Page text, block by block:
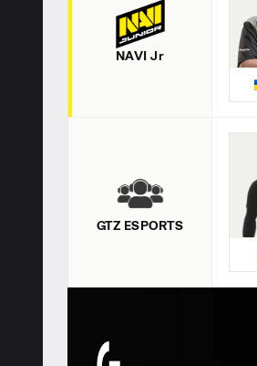
NAVI Jr
GTZ ESPORTS